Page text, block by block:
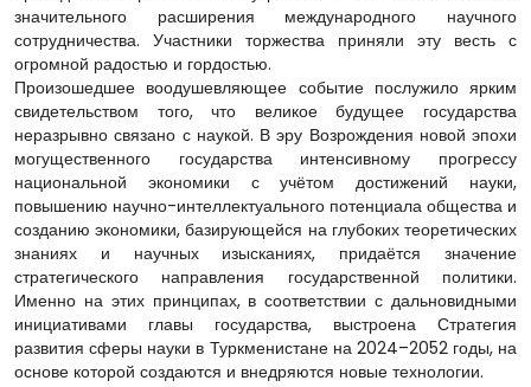
значительного расширения международного научного
сотрудничества. Участники торжества приняли эту весть с
огромной радостью и гордостью.
Произошедшее воодушевляющее событие послужило ярким
свидетельством того, что великое будущее государства
неразрывно связано с наукой. В эру Возрождения новой эпохи
могущественного государства интенсивному прогрессу
национальной экономики с учётом достижений науки,
повышению научно-интеллектуального потенциала общества и
созданию экономики, базирующейся на глубоких теоретических
знаниях и научных изысканиях, придаётся значение
стратегического направления государственной политики.
Именно на этих принципах, в соответствии с дальновидными
инициативами главы государства, выстроена Стратегия
развития сферы науки в Туркменистане на 2024–2052 годы, на
основе которой создаются и внедряются новые технологии.